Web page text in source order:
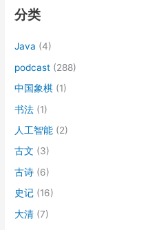
分类
Java (4)
podcast (288)
中国象棋 (1)
书法 (1)
人工智能 (2)
古文 (3)
古诗 (6)
史记 (16)
大清 (7)